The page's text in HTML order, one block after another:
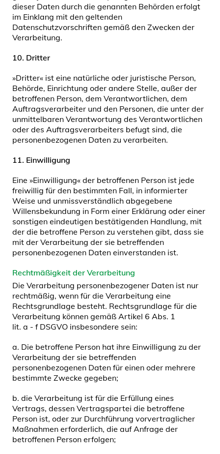
dieser Daten durch die genannten Behörden erfolgt
im Einklang mit den geltenden
Datenschutzvorschriften gemäß den Zwecken der
Verarbeitung.
10. Dritter
»Dritter« ist eine natürliche oder juristische Person,
Behörde, Einrichtung oder andere Stelle, außer der
betroffenen Person, dem Verantwortlichen, dem
Auftragsverarbeiter und den Personen, die unter der
unmittelbaren Verantwortung des Verantwortlichen
oder des Auftragsverarbeiters befugt sind, die
personenbezogenen Daten zu verarbeiten.
11. Einwilligung
Eine »Einwilligung« der betroffenen Person ist jede
freiwillig für den bestimmten Fall, in informierter
Weise und unmissverständlich abgegebene
Willensbekundung in Form einer Erklärung oder einer
sonstigen eindeutigen bestätigenden Handlung, mit
der die betroffene Person zu verstehen gibt, dass sie
mit der Verarbeitung der sie betreffenden
personenbezogenen Daten einverstanden ist.
Rechtmäßigkeit der Verarbeitung
Die Verarbeitung personenbezogener Daten ist nur
rechtmäßig, wenn für die Verarbeitung eine
Rechtsgrundlage besteht. Rechtsgrundlage für die
Verarbeitung können gemäß Artikel 6 Abs. 1
lit. a - f DSGVO insbesondere sein:
a. Die betroffene Person hat ihre Einwilligung zu der
Verarbeitung der sie betreffenden
personenbezogenen Daten für einen oder mehrere
bestimmte Zwecke gegeben;
b. die Verarbeitung ist für die Erfüllung eines
Vertrags, dessen Vertragspartei die betroffene
Person ist, oder zur Durchführung vorvertraglicher
Maßnahmen erforderlich, die auf Anfrage der
betroffenen Person erfolgen;